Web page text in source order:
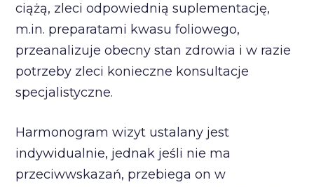
ciążą, zleci odpowiednią suplementację,
m.in. preparatami kwasu foliowego,
przeanalizuje obecny stan zdrowia i w razie
potrzeby zleci konieczne konsultacje
specjalistyczne.
Harmonogram wizyt ustalany jest
indywidualnie, jednak jeśli nie ma
przeciwwskazań, przebiega on w